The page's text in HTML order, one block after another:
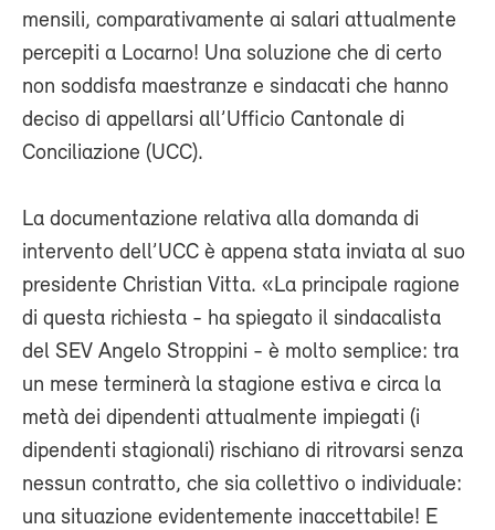
mensili, comparativamente ai salari attualmente
percepiti a Locarno! Una soluzione che di certo
non soddisfa maestranze e sindacati che hanno
deciso di appellarsi all’Ufficio Cantonale di
Conciliazione (UCC).
La documentazione relativa alla domanda di
intervento dell’UCC è appena stata inviata al suo
presidente Christian Vitta. «La principale ragione
di questa richiesta - ha spiegato il sindacalista
del SEV Angelo Stroppini - è molto semplice: tra
un mese terminerà la stagione estiva e circa la
metà dei dipendenti attualmente impiegati (i
dipendenti stagionali) rischiano di ritrovarsi senza
nessun contratto, che sia collettivo o individuale:
una situazione evidentemente inaccettabile! E